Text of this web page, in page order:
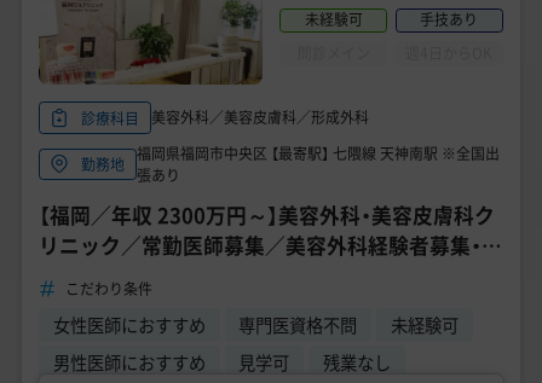
未経験可
手技あり
診療科目 美容外科／美容皮膚科／形成外科
勤務地
福岡県福岡市中央区 【最寄駅】 七隈線 天神南駅 ※全国出
張あり
【福岡／年収 2300万円～】美容外科・美容皮膚科ク
リニック／常勤医師募集／美容外科経験者募集・出
張可能な方／週3日～相談可能《福岡 TAクリニッ
ク》
こだわり条件
女性医師におすすめ 専門医資格不問
未経験可
男性医師におすすめ
見学可 残業なし